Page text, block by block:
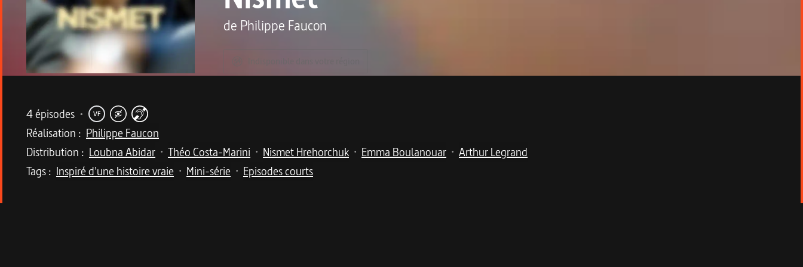
de Philippe Faucon
Metadata du programme
4 épisodes • VF
Réalisation : Philippe Faucon
Distribution : Loubna Abidar • Théo Costa-Marini • Nismet Hrehorchuk • Emma Boulanouar • Arthur Legrand
Tags : Inspiré d'une histoire vraie • Mini-série • Episodes courts